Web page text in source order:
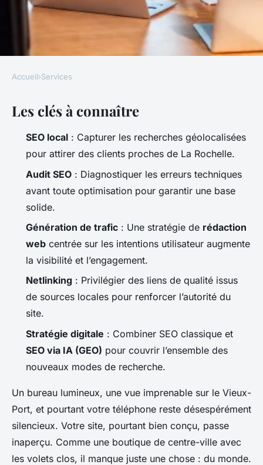
Trouvez l'agence SEO idéale à
La Rochelle pour briller en
ligne
Nicet•11/05/2026 07:55•9 min de lecture
Accueil›Services
Les clés à connaître
SEO local : Capturer les recherches géolocalisées
pour attirer des clients proches de La Rochelle.
Audit SEO : Diagnostiquer les erreurs techniques
avant toute optimisation pour garantir une base
solide.
Génération de trafic : Une stratégie de rédaction
web centrée sur les intentions utilisateur augmente
la visibilité et l’engagement.
Netlinking : Privilégier des liens de qualité issus
de sources locales pour renforcer l’autorité du
site.
Stratégie digitale : Combiner SEO classique et
SEO via IA (GEO) pour couvrir l’ensemble des
nouveaux modes de recherche.
Un bureau lumineux, une vue imprenable sur le Vieux-
Port, et pourtant votre téléphone reste désespérément
silencieux. Votre site, pourtant bien conçu, passe
inaperçu. Comme une boutique de centre-ville avec
les volets clos, il manque juste une chose : du monde.